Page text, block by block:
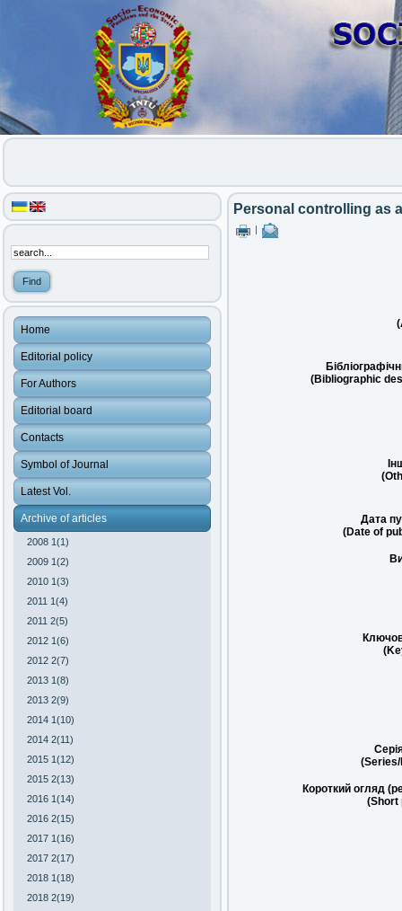
Home
Editorial policy
For Authors
Editorial board
Contacts
Symbol of Journal
Latest Vol.
Archive of articles
2008 1(1)
2009 1(2)
2010 1(3)
2011 1(4)
2011 2(5)
2012 1(6)
2012 2(7)
2013 1(8)
2013 2(9)
2014 1(10)
2014 2(11)
2015 1(12)
2015 2(13)
2016 1(14)
2016 2(15)
2017 1(16)
2017 2(17)
2018 1(18)
2018 2(19)
Personal controlling as
(Bibliographic
Дата
(Date of
Короткий огляд
(Short